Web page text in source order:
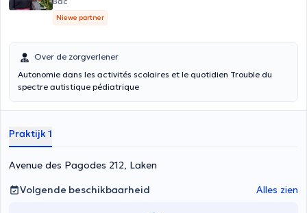
Niewe partner
Over de zorgverlener
Autonomie dans les activités scolaires et le quotidien Trouble du
spectre autistique pédiatrique
Praktijk 1
Avenue des Pagodes 212, Laken
Volgende beschikbaarheid
Alles zien